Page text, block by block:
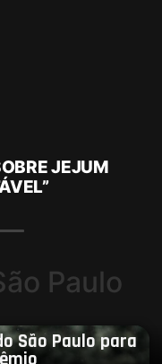
JEJUM
Paulo
São Paulo para